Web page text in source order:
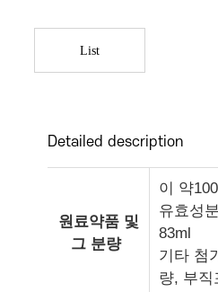
List
Detailed description
원료약품 및
그 분량
이 약
유효성
83ml
기타 첨
량, 부직